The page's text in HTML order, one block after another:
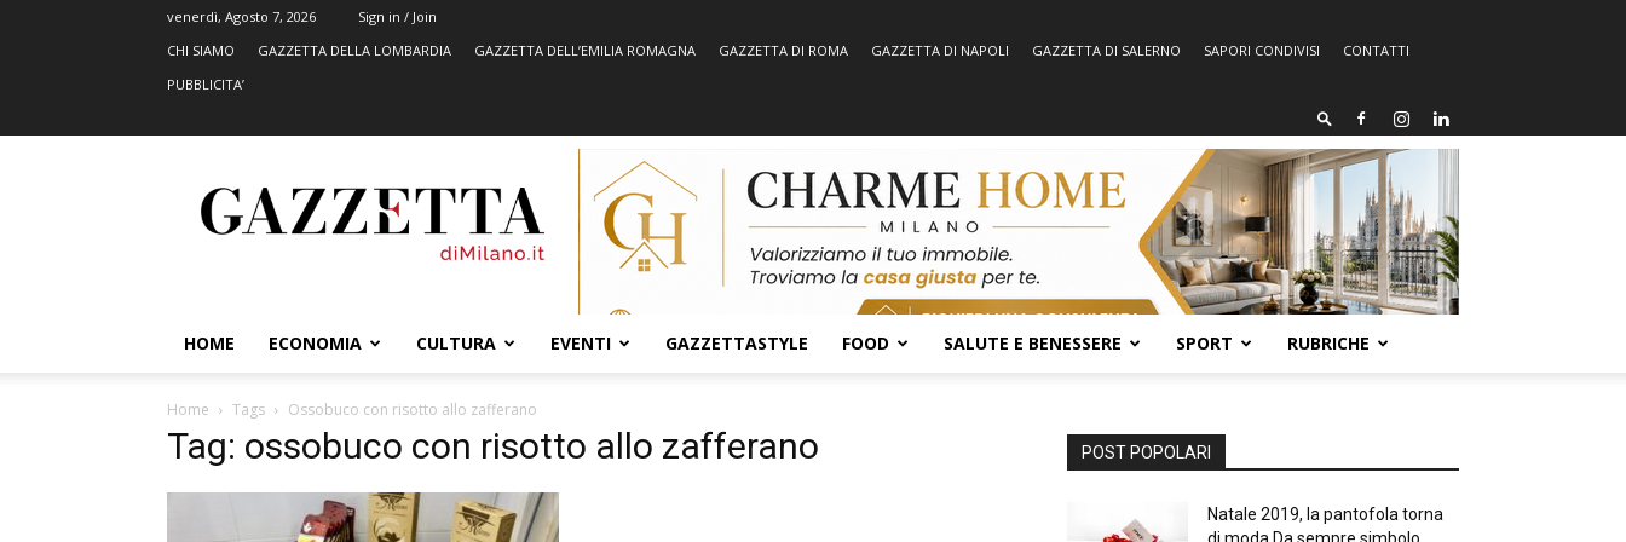
venerdì, Agosto 7, 2026
Sign in / Join
CHI SIAMO
GAZZETTA DELLA LOMBARDIA GAZZETTA DELL’EMILIA ROMAGNA GAZZETTA DI ROMA GAZZETTA DI NAPOLI GAZZETTA DI SALERNO SAPORI CONDIVISI
CONTATTI
PUBBLICITA’
HOME ECONOMIA CULTURA EVENTI GAZZETTASTYLE FOOD SALUTE E BENESSERE SPORT RUBRICHE
Home Tags Ossobuco con risotto allo zafferano
Tag: ossobuco con risotto allo zafferano POST POPOLARI
Natale 2019, la pantofola torna